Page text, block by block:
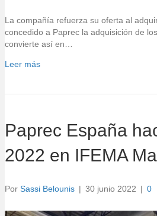
La compañía refuerza su oferta al
concedido a Paprec la adquisición de
convierte así en…
Leer más
Paprec España
2022 en IFEMA
Por Sassi Belounis | 30 junio 2022 | 0